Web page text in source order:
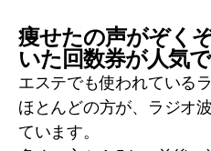
痩せたの声がぞく
いた回数券が人気で
エステでも使われている
ほとんどの方が、ラジオ
ています。